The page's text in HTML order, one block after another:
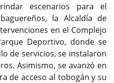
escenarios para el
la Alcaldía de
en el Complejo
Deportivo, donde se
de servicios, se instalaron
Asimismo, se avanzó en
de acceso al tobogán y su